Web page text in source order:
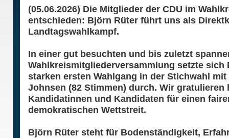
(05.06.2026) Die Mitglieder der CDU im
entschieden: Björn Rüter führt uns als
Landtagswahlkampf.
In einer gut besuchten und bis zuletzt
Wahlkreismitgliederversammlung setzte sich
starken ersten Wahlgang in der Stichwahl mit
Johnsen (82 Stimmen) durch. Wir gratulieren
Kandidatinnen und Kandidaten für einen
demokratischen Wettstreit.
Björn Rüter steht für Bodenständigkeit,